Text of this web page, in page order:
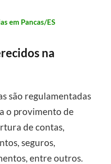
em Pancas/ES
na
são regulamentadas
o provimento de
de contas,
seguros,
entre outros.